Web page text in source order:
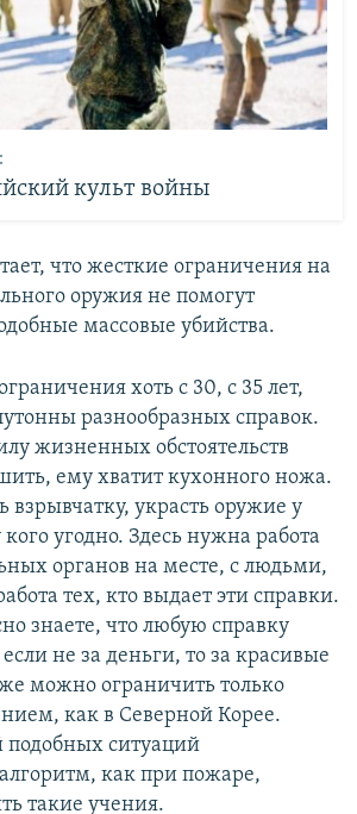
культ войны
что жесткие ограничения на
оружия не помогут
массовые убийства.
хоть с 30, с 35 лет,
разнообразных справок.
жизненных обстоятельств
ему хватит кухонного ножа.
взрывчатку, украсть оружие у
кого угодно. Здесь нужна работа
органов на месте, с людьми,
тех, кто выдает эти справки.
знаете, что любую справку
не за деньги, то за красивые
можно ограничить только
как в Северной Корее.
ситуаций
как при пожаре,
такие учения.